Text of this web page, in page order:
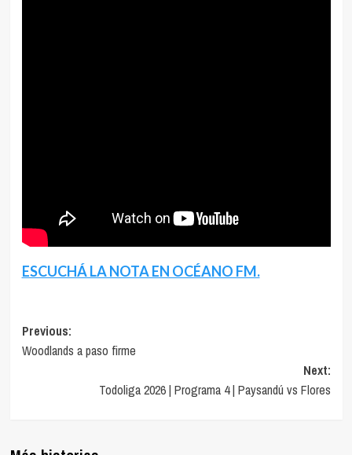
ESCUCHÁ LA NOTA EN OCÉANO FM.
Navegación
de
entradas
Previous:
Woodlands a paso firme
Next:
Todoliga 2026 | Programa 4 | Paysandú vs Flores